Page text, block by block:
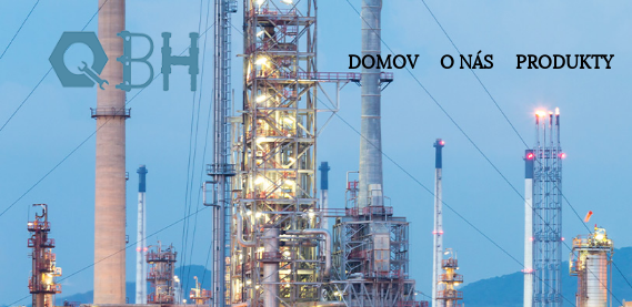
DOMOV O NÁS PRODUKTY